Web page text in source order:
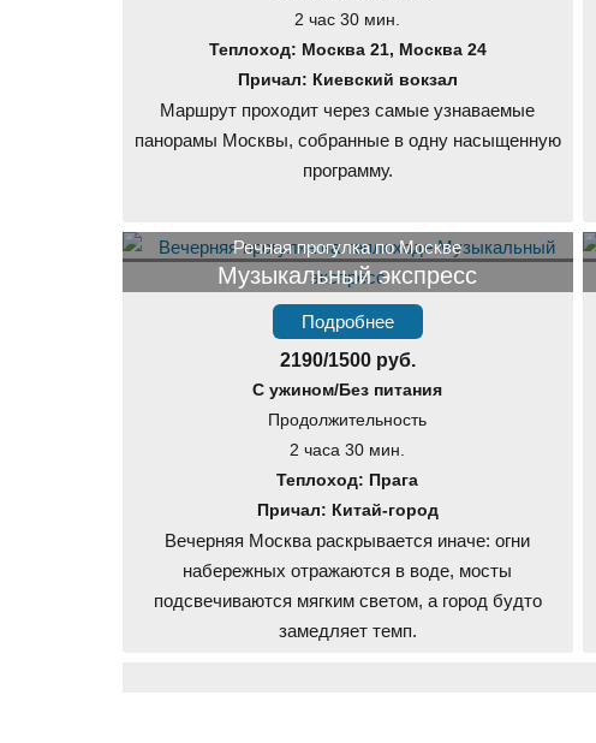
2 час 30 мин.
Теплоход: Москва 21, Москва 24
Причал: Киевский вокзал
Маршрут проходит через самые узнаваемые
панорамы Москвы, собранные в одну насыщенную
программу.
Речная прогулка по Москве
Музыкальный экспресс
Подробнее
2190/1500 руб.
С ужином/Без питания
Продолжительность
2 часа 30 мин.
Теплоход: Прага
Причал: Китай-город
Вечерняя Москва раскрывается иначе: огни
набережных отражаются в воде, мосты
подсвечиваются мягким светом, а город будто
замедляет темп.